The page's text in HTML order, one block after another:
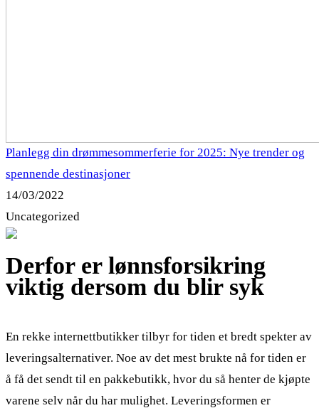
Planlegg din drømmesommerferie for 2025: Nye trender og
spennende destinasjoner
14/03/2022
Uncategorized
Derfor er lønnsforsikring
viktig dersom du blir syk
En rekke internettbutikker tilbyr for tiden et bredt spekter av
leveringsalternativer. Noe av det mest brukte nå for tiden er
å få det sendt til en pakkebutikk, hvor du så henter de kjøpte
varene selv når du har mulighet. Leveringsformen er